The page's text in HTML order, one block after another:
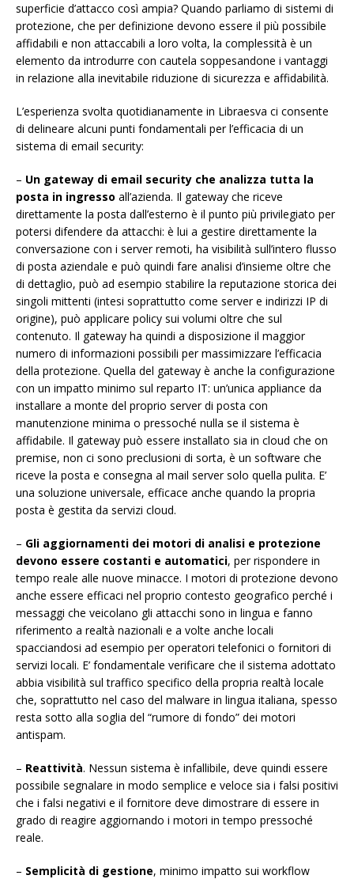
superficie d’attacco così ampia? Quando parliamo di sistemi di
protezione, che per definizione devono essere il più possibile
affidabili e non attaccabili a loro volta, la complessità è un
elemento da introdurre con cautela soppesandone i vantaggi
in relazione alla inevitabile riduzione di sicurezza e affidabilità.
L’esperienza svolta quotidianamente in Libraesva ci consente
di delineare alcuni punti fondamentali per l’efficacia di un
sistema di email security:
– Un gateway di email security che analizza tutta la
posta in ingresso all’azienda. Il gateway che riceve
direttamente la posta dall’esterno è il punto più privilegiato per
potersi difendere da attacchi: è lui a gestire direttamente la
conversazione con i server remoti, ha visibilità sull’intero flusso
di posta aziendale e può quindi fare analisi d’insieme oltre che
di dettaglio, può ad esempio stabilire la reputazione storica dei
singoli mittenti (intesi soprattutto come server e indirizzi IP di
origine), può applicare policy sui volumi oltre che sul
contenuto. Il gateway ha quindi a disposizione il maggior
numero di informazioni possibili per massimizzare l’efficacia
della protezione. Quella del gateway è anche la configurazione
con un impatto minimo sul reparto IT: un’unica appliance da
installare a monte del proprio server di posta con
manutenzione minima o pressoché nulla se il sistema è
affidabile. Il gateway può essere installato sia in cloud che on
premise, non ci sono preclusioni di sorta, è un software che
riceve la posta e consegna al mail server solo quella pulita. E’
una soluzione universale, efficace anche quando la propria
posta è gestita da servizi cloud.
– Gli aggiornamenti dei motori di analisi e protezione
devono essere costanti e automatici, per rispondere in
tempo reale alle nuove minacce. I motori di protezione devono
anche essere efficaci nel proprio contesto geografico perché i
messaggi che veicolano gli attacchi sono in lingua e fanno
riferimento a realtà nazionali e a volte anche locali
spacciandosi ad esempio per operatori telefonici o fornitori di
servizi locali. E’ fondamentale verificare che il sistema adottato
abbia visibilità sul traffico specifico della propria realtà locale
che, soprattutto nel caso del malware in lingua italiana, spesso
resta sotto alla soglia del “rumore di fondo” dei motori
antispam.
– Reattività. Nessun sistema è infallibile, deve quindi essere
possibile segnalare in modo semplice e veloce sia i falsi positivi
che i falsi negativi e il fornitore deve dimostrare di essere in
grado di reagire aggiornando i motori in tempo pressoché
reale.
– Semplicità di gestione, minimo impatto sui workflow